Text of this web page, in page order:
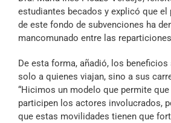
estudiantes becados y explicó que
de este fondo de subvenciones ha
mancomunado entre las
De esta forma, añadió, los beneficios
solo a quienes viajan, sino a sus
“Hicimos un modelo que permite
participen los actores involucrados,
que estas movilidades tienen que